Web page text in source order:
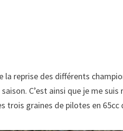
la reprise des différents
C’est ainsi que je me
trois graines de pilotes en 65cc